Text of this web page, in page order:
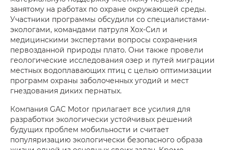
занятому на работах по охране окружающей среды.
Участники программы обсудили со специалистами-
экологами, командами патруля Хох-Сил и
медицинскими экспертами вопросы сохранения
первозданной природы плато. Они также провели
геологические исследования озер и путей миграции
местных водоплавающих птиц с целью оптимизации
программ охраны заболоченных угодий и мест
гнездования диких пернатых.
Компания GAC Motor прилагает все усилия для
разработки экологически устойчивых решений
будущих проблем мобильности и считает
популяризацию экологически безопасного образа